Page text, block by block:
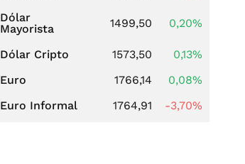
Dólar
Mayorista
1499,50 0,20%
Dólar Cripto 1573,50
0,13%
Euro
1766,14
0,08%
Euro Informal
1764,91 -3,70%